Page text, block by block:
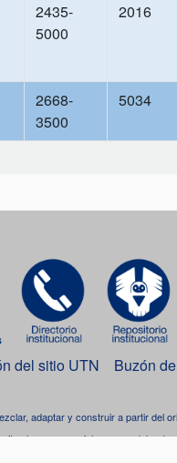
2435-
5000
2016
2668-
3500
5034
del sitio UTN Buzón
adaptar y construir a partir del
el uso comercial, pero se debe